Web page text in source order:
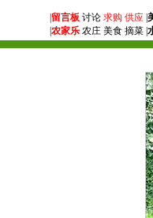
留言板 讨论 求购 供应
农家乐 农庄 美食 摘菜 |